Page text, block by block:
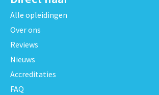
Alle opleidingen
Over ons
Reviews
Nieuws
Accreditaties
FAQ